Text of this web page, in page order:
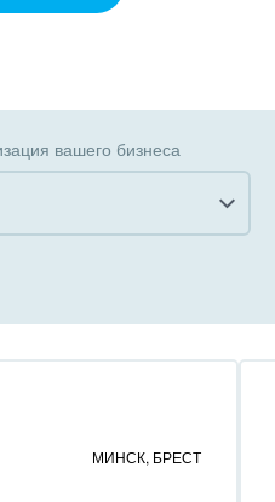
вашего бизнеса
услуги, ЖКХ
МИНСК, БРЕСТ